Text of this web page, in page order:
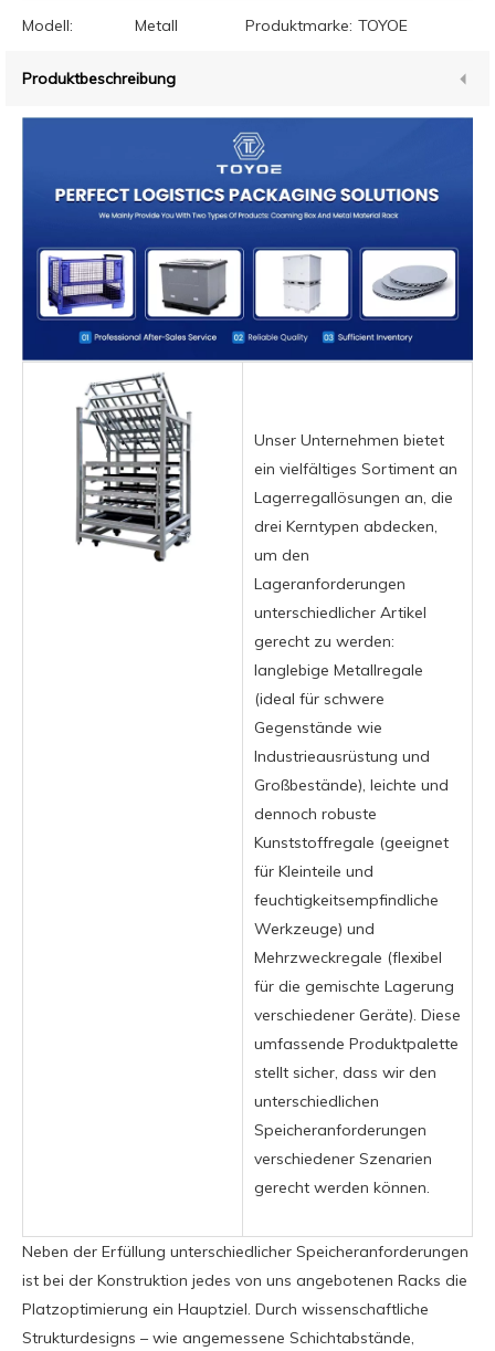
Modell: Metall Produktmarke: TOYOE
Produktbeschreibung
Unser Unternehmen bietet
ein vielfältiges Sortiment an
Lagerregallösungen an, die
drei Kerntypen abdecken,
um den
Lageranforderungen
unterschiedlicher Artikel
gerecht zu werden:
langlebige Metallregale
(ideal für schwere
Gegenstände wie
Industrieausrüstung und
Großbestände), leichte und
dennoch robuste
Kunststoffregale (geeignet
für Kleinteile und
feuchtigkeitsempfindliche
Werkzeuge) und
Mehrzweckregale (flexibel
für die gemischte Lagerung
verschiedener Geräte). Diese
umfassende Produktpalette
stellt sicher, dass wir den
unterschiedlichen
Speicheranforderungen
verschiedener Szenarien
gerecht werden können.
Neben der Erfüllung unterschiedlicher Speicheranforderungen
ist bei der Konstruktion jedes von uns angebotenen Racks die
Platzoptimierung ein Hauptziel. Durch wissenschaftliche
Strukturdesigns – wie angemessene Schichtabstände,